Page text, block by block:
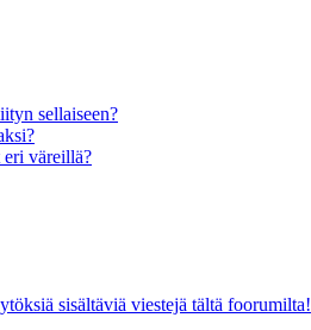
sellaiseen?
väreillä?
sisältäviä viestejä tältä foorumilta!